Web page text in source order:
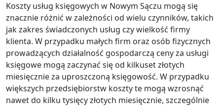
Koszty usług księgowych w Nowym Sączu mogą się
znacznie różnić w zależności od wielu czynników, takich
jak zakres świadczonych usług czy wielkość firmy
klienta. W przypadku małych firm oraz osób fizycznych
prowadzących działalność gospodarczą ceny za usługi
księgowe mogą zaczynać się od kilkuset złotych
miesięcznie za uproszczoną księgowość. W przypadku
większych przedsiębiorstw koszty te mogą wzrosnąć
nawet do kilku tysięcy złotych miesięcznie, szczególnie